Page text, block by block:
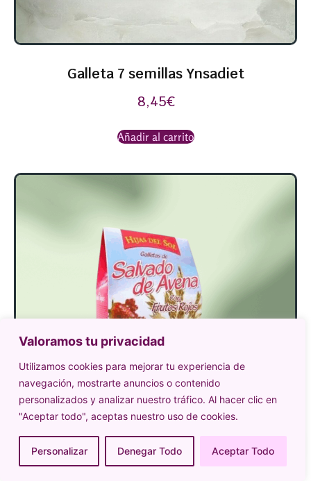
Valoramos tu privacidad
Utilizamos cookies para mejorar tu experiencia de
navegación, mostrarte anuncios o contenido
personalizados y analizar nuestro tráfico. Al hacer clic en
"Aceptar todo", aceptas nuestro uso de cookies.
Personalizar Denegar Todo Aceptar Todo
Galleta 7 semillas Ynsadiet
8,45€
Añadir al carrito